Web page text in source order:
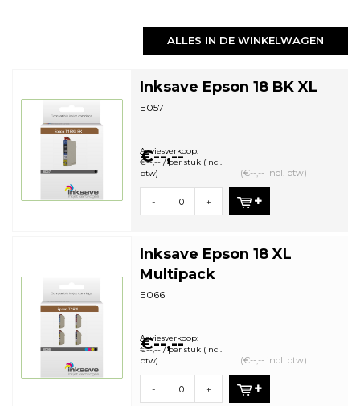
ALLES IN DE WINKELWAGEN
Inksave Epson 18 BK XL
E057
€--,--
Adviesverkoop:
€--,-- / per stuk (incl.
btw)
(€--,-- incl. btw)
- +
Inksave Epson 18 XL
Multipack
E066
€--,--
Adviesverkoop:
€--,-- / per stuk (incl.
btw)
(€--,-- incl. btw)
- +